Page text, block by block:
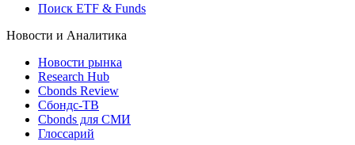
Поиск ETF & Funds
Новости и Аналитика
Новости рынка
Research Hub
Cbonds Review
Сбондс-ТВ
Cbonds для СМИ
Глоссарий